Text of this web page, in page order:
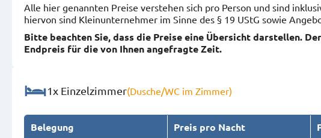
Alle hier genannten Preise verstehen sich pro Person und sind
hiervon sind Kleinunternehmer im Sinne des § 19 UStG sowie
Bitte beachten Sie, dass die Preise eine Übersicht darstellen.
Endpreis für die von Ihnen angefragte Zeit.
1x Einzelzimmer(Dusche/WC im Zimmer)
Belegung Preis pro Nacht